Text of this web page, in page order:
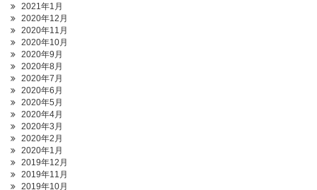
2021年1月
2020年12月
2020年11月
2020年10月
2020年9月
2020年8月
2020年7月
2020年6月
2020年5月
2020年4月
2020年3月
2020年2月
2020年1月
2019年12月
2019年11月
2019年10月